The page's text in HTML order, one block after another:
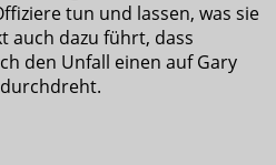
tun und lassen, was sie
auch dazu führt, dass
den Unfall einen auf Gary